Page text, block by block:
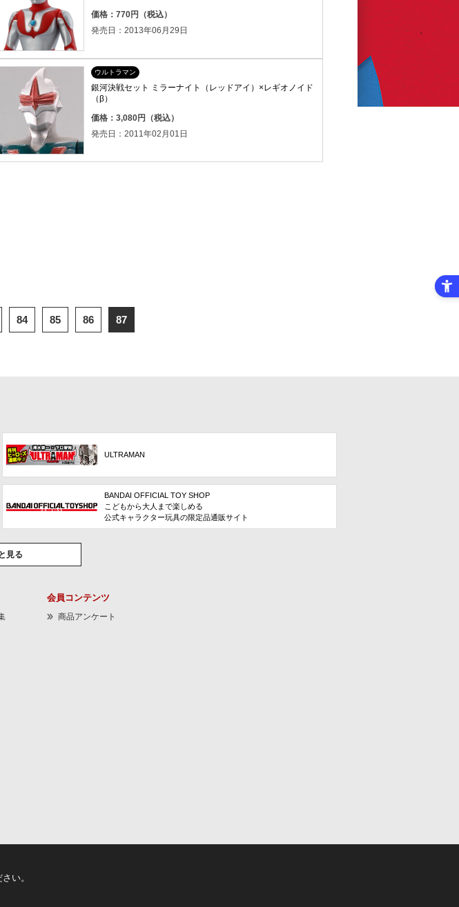
価格：770円（税込）
発売日：2013年06月29日
ウルトラマン
銀河決戦セット ミラーナイト（レッドアイ）×レギオノイド
（β）
価格：3,080円（税込）
発売日：2011年02月01日
84 85 86 87
ULTRAMAN
BANDAI OFFICIAL TOY SHOP
こどもから大人まで楽しめる
公式キャラクター玩具の限定品通販サイト
見る
会員コンテンツ
商品アンケート
い。